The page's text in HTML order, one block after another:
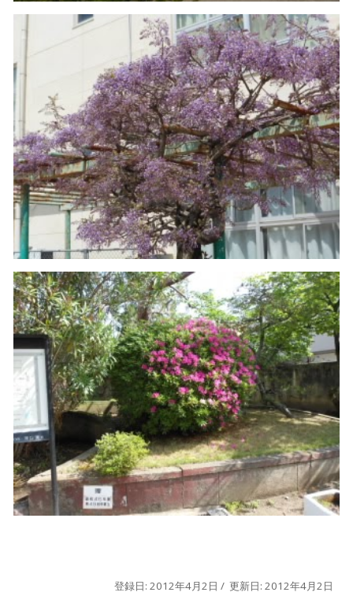
登録日: 2012年4月2日 / 更新日: 2012年4月2日